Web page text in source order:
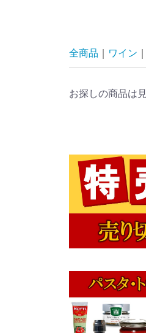
全商品 ワイン
お探しの商品は